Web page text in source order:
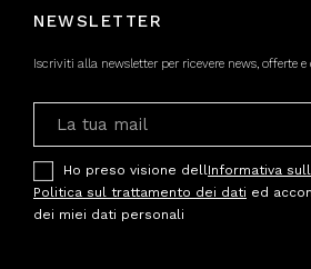
NEWSLETTER
Iscriviti alla newsletter per ricevere news, offerte
Ho preso visione dellInformativa
Politica sul trattamento dei dati ed
dei miei dati personali